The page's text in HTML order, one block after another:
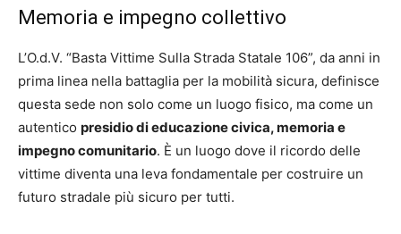
Memoria e impegno collettivo
L’O.d.V. “Basta Vittime Sulla Strada Statale 106”, da anni in
prima linea nella battaglia per la mobilità sicura, definisce
questa sede non solo come un luogo fisico, ma come un
autentico presidio di educazione civica, memoria e
impegno comunitario. È un luogo dove il ricordo delle
vittime diventa una leva fondamentale per costruire un
futuro stradale più sicuro per tutti.